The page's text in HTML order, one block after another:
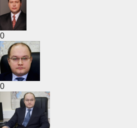
0
0